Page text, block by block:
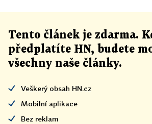
Tento článek je zdarma.
předplatíte HN, budete
všechny naše články.
Veškerý obsah HN.cz
Mobilní aplikace
Bez reklam